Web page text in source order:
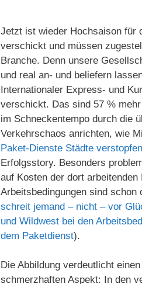
Jetzt ist wieder Hochsaison für
verschickt und müssen
Branche. Denn unsere
und real an- und beliefern
Internationaler Express- und
verschickt. Das sind 57 %
im Schneckentempo durch die
Verkehrschaos anrichten, wie
Paket-Dienste Städte verstopfen
Erfolgsstory. Besonders
auf Kosten der dort
Arbeitsbedingungen sind
schreit jemand – nicht – vor
und Wildwest bei den
dem Paketdienst).
Die Abbildung verdeutlicht
schmerzhaften Aspekt: In den